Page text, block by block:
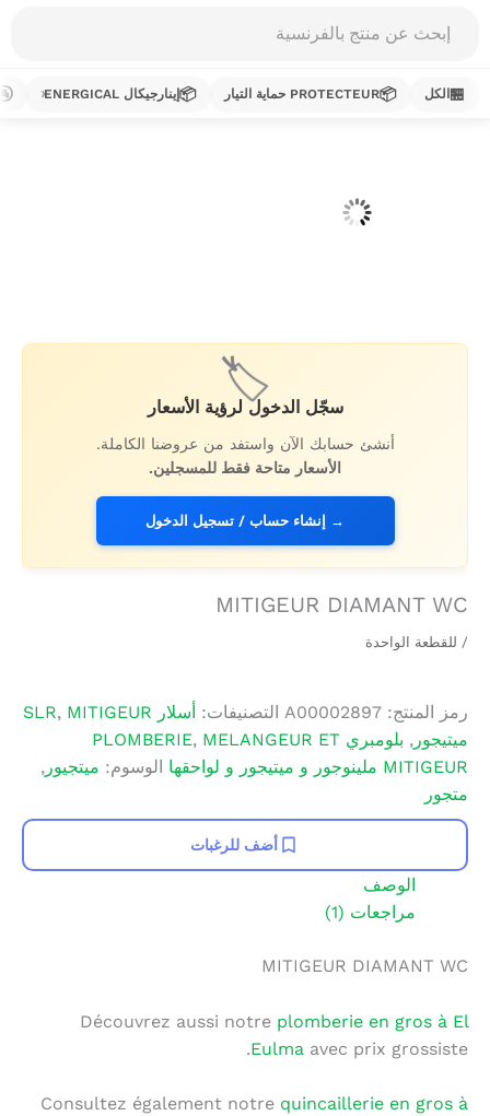
تخطي
🏷️
سجّل الدخول لرؤية الأسعار
أنشئ حسابك الآن واستفد من عروضنا الكاملة.
الأسعار متاحة فقط للمسجلين.
→ إنشاء حساب / تسجيل الدخول
MITIGEUR DIAMANT WC
/ للقطعة الواحدة
رمز المنتج: A00002897 التصنيفات: أسلار SLR , MITIGEUR
ميتيجور , بلومبري PLOMBERIE , MELANGEUR ET
MITIGEUR ملينوجور و ميتيجور و لواحقها
الوسوم: ميتجيور ,
متجور
أضف للرغبات
الوصف
مراجعات (1)
MITIGEUR DIAMANT WC
Découvrez aussi notre plomberie en gros à El
Eulma avec prix grossiste.
Consultez également notre quincaillerie en gros à
search
🏪الكل 📦PROTECTEUR حماية التيار 📦إينارجيكال ENERGICAL